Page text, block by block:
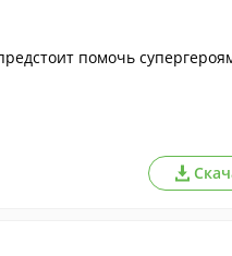
помочь